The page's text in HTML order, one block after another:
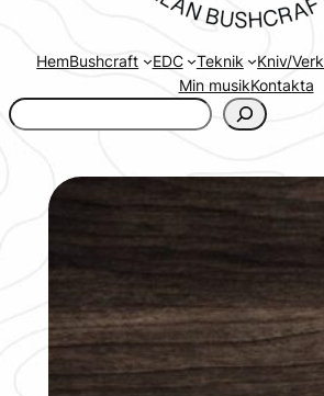
HemBushcraft EDC Teknik Kniv/
Min musikKontakta
www.urbanfjellstrom.se/